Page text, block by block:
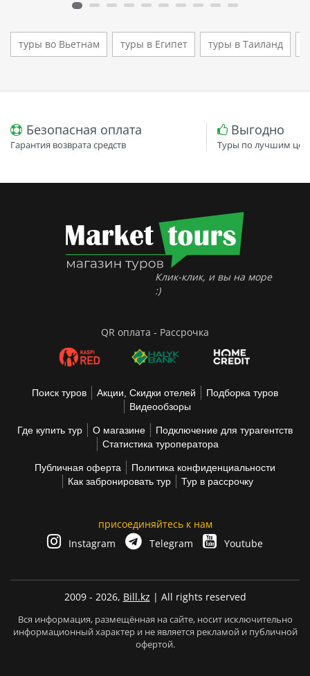
туры во Вьетнам туры в Египет туры в Таиланд
Безопасная оплата
Гарантия возврата средств
Выгодно
Туры по лучшим
Клик-клик, и вы на море
:)
QR оплата - Рассрочка
Поиск туров Акции, Скидки отелей
Подборка туров
Видеообзоры
Где купить тур О магазине
Подключение для турагентств
Статистика туроператора
Публичная оферта
Политика конфиденциальности
Как забронировать тур
Тур в рассрочку
присоединяйтесь к нам
Instagram
Telegram Youtube
2009 - 2026, Bill.kz | All rights reserved
Вся информация, размещённая на сайте, носит исключительно
информационный характер и не является рекламой и публичной
офертой.